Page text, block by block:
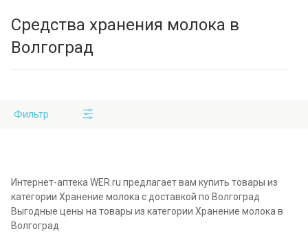
Средства хранения молока в
Волгоград
Фильтр
Интернет-аптека WER.ru предлагает вам купить товары из
категории Хранение молока с доставкой по Волгоград
Выгодные цены на товары из категории Хранение молока в
Волгоград